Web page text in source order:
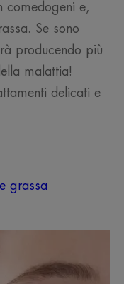
comedogeni e,
Se sono
producendo più
malattia!
delicati e
grassa